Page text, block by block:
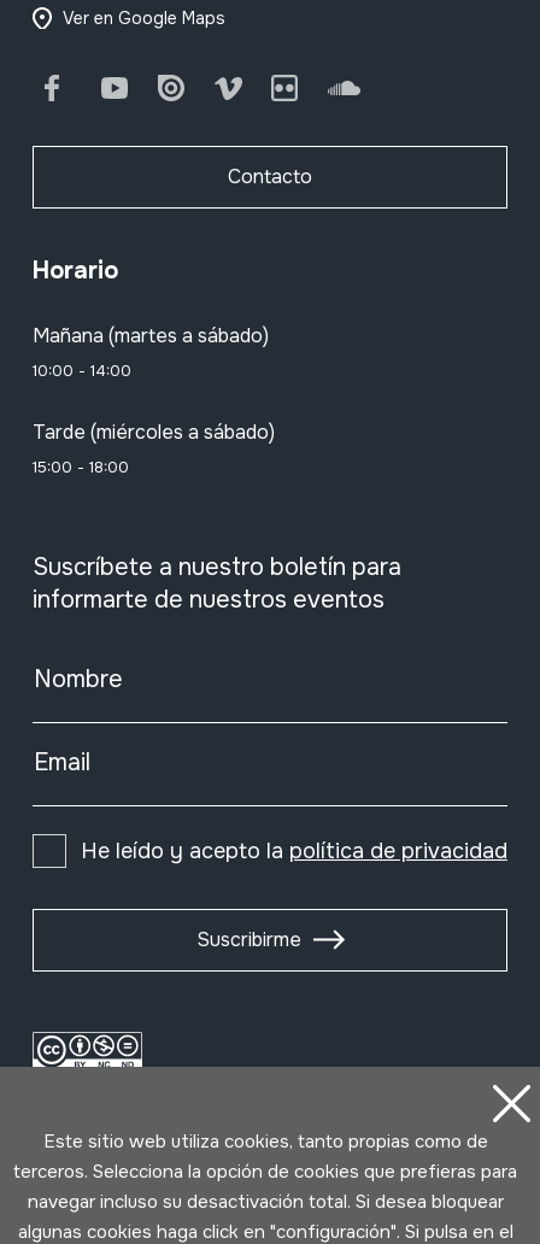
Ver en Google Maps
FacebookYoutube Issuu Vimeo Flickr SoundCloud
Contacto
Horario
Mañana (martes a sábado)
10:00 - 14:00
Tarde (miércoles a sábado)
15:00 - 18:00
Suscríbete a nuestro boletín para
informarte de nuestros eventos
Nombre
Email
He leído y acepto la política de privacidad
Suscribirme
Este sitio web utiliza cookies, tanto propias como de
terceros. Selecciona la opción de cookies que prefieras para
navegar incluso su desactivación total. Si desea bloquear
algunas cookies haga click en "configuración". Si pulsa en el